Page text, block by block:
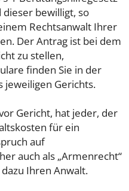
dieser bewilligt, so
Rechtsanwalt Ihrer
Der Antrag ist bei dem
zu stellen,
finden Sie in der
jeweiligen Gerichts.
Gericht, hat jeder, der
für ein
auf
auch als „Armenrecht“
Ihren Anwalt.